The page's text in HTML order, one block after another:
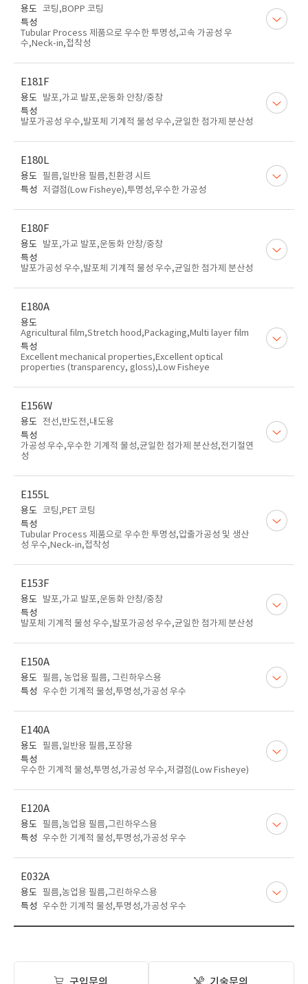
용도 코팅,BOPP 코팅
특성
Tubular Process 제품으로 우수한 투명성,고속 가공성 우
수,Neck-in,접착성
E181F
용도
발포,가교 발포,운동화 안창/중창
특성
발포가공성 우수,발포체 기계적 물성 우수,균일한 첨가제 분산성
E180L
용도 필름,일반용 필름,친환경 시트
특성
저결점(Low Fisheye),투명성,우수한 가공성
E180F
용도
발포,가교 발포,운동화 안창/중창
특성
발포가공성 우수,발포체 기계적 물성 우수,균일한 첨가제 분산성
E180A
용도
Agricultural film,Stretch hood,Packaging,Multi layer film
특성
Excellent mechanical properties,Excellent optical
properties (transparency, gloss),Low Fisheye
E156W
용도
전선,반도전,내도용
특성
가공성 우수,우수한 기계적 물성,균일한 첨가제 분산성,전기절연
성
E155L
용도 코팅,PET 코팅
특성
Tubular Process 제품으로 우수한 투명성,압출가공성 및 생산
성 우수,Neck-in,접착성
E153F
용도
발포,가교 발포,운동화 안창/중창
특성
발포체 기계적 물성 우수,발포가공성 우수,균일한 첨가제 분산성
E150A
용도 필름, 농업용 필름, 그린하우스용
특성 우수한 기계적 물성,투명성,가공성 우수
E140A
용도 필름,일반용 필름,포장용
특성
우수한 기계적 물성,투명성,가공성 우수,저결점(Low Fisheye)
E120A
용도 필름,농업용 필름,그린하우스용
특성 우수한 기계적 물성,투명성,가공성 우수
E032A
용도 필름,농업용 필름,그린하우스용
특성 우수한 기계적 물성,투명성,가공성 우수